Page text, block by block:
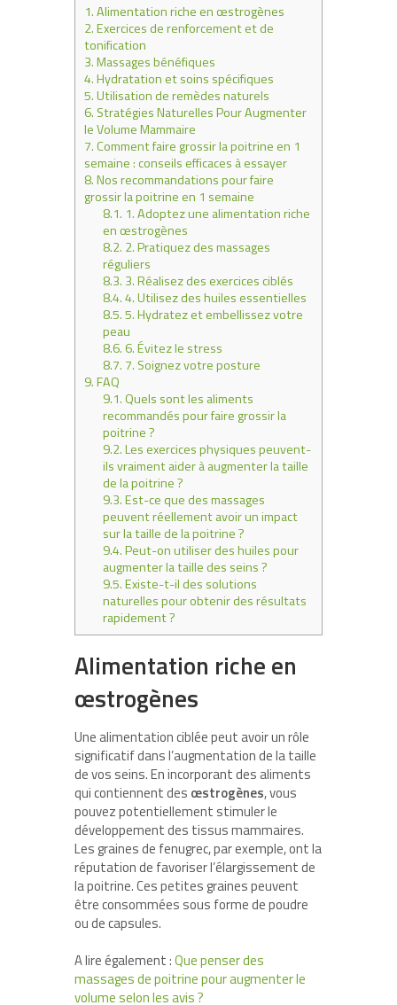
1.Alimentation riche en œstrogènes
2.Exercices de renforcement et de
tonification
3.Massages bénéfiques
4.Hydratation et soins spécifiques
5.Utilisation de remèdes naturels
6. Stratégies Naturelles Pour Augmenter
le Volume Mammaire
7.Comment faire grossir la poitrine en 1
semaine : conseils efficaces à essayer
8.Nos recommandations pour faire
grossir la poitrine en 1 semaine
8.1. 1. Adoptez une alimentation riche
en œstrogènes
8.2. 2. Pratiquez des massages
réguliers
8.3. 3. Réalisez des exercices ciblés
8.4.4. Utilisez des huiles essentielles
8.5.5. Hydratez et embellissez votre
peau
8.6.6. Évitez le stress
8.7. 7. Soignez votre posture
9.FAQ
9.1.Quels sont les aliments
recommandés pour faire grossir la
poitrine ?
9.2.Les exercices physiques peuvent-
ils vraiment aider à augmenter la taille
de la poitrine ?
9.3.Est-ce que des massages
peuvent réellement avoir un impact
sur la taille de la poitrine ?
9.4.Peut-on utiliser des huiles pour
augmenter la taille des seins ?
9.5.Existe-t-il des solutions
naturelles pour obtenir des résultats
rapidement ?
Alimentation riche en
œstrogènes
Une alimentation ciblée peut avoir un rôle
significatif dans l’augmentation de la taille
de vos seins. En incorporant des aliments
qui contiennent des œstrogènes, vous
pouvez potentiellement stimuler le
développement des tissus mammaires.
Les graines de fenugrec, par exemple, ont la
réputation de favoriser l’élargissement de
la poitrine. Ces petites graines peuvent
être consommées sous forme de poudre
ou de capsules.
A lire également :Que penser des
massages de poitrine pour augmenter le
volume selon les avis ?